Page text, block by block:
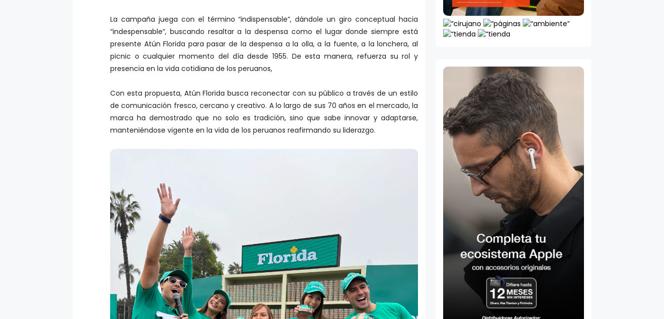
La campaña juega con el término “indispensable”, dándole un giro conceptual hacia
“indespensable”, buscando resaltar a la despensa como el lugar donde siempre está
presente Atún Florida para pasar de la despensa a la olla, a la fuente, a la lonchera, al
picnic o cualquier momento del día desde 1955. De esta manera, refuerza su rol y
presencia en la vida cotidiana de los peruanos,
Con esta propuesta, Atún Florida busca reconectar con su público a través de un estilo
de comunicación fresco, cercano y creativo. A lo largo de sus 70 años en el mercado, la
marca ha demostrado que no solo es tradición, sino que sabe innovar y adaptarse,
manteniéndose vigente en la vida de los peruanos reafirmando su liderazgo.